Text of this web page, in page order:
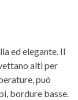
ed elegante. Il
alti per
può
bordure basse.